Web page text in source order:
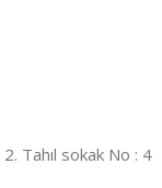
Tahıl sokak No : 4